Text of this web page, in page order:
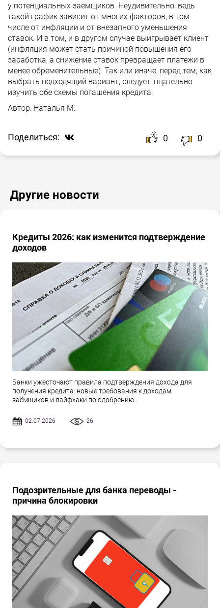
у потенциальных заемщиков. Неудивительно, ведь
такой график зависит от многих факторов, в том
числе от инфляции и от внезапного уменьшения
ставок. И в том, и в другом случае выигрывает клиент
(инфляция может стать причиной повышения его
заработка, а снижение ставок превращает платежи в
менее обременительные). Так или иначе, перед тем, как
выбрать подходящий вариант, следует тщательно
изучить обе схемы погашения кредита.
Автор: Наталья М.
Поделиться: 0 0
Другие новости
Кредиты 2026: как изменится подтверждение
доходов
Банки ужесточают правила подтверждения дохода для
получения кредита: новые требования к доходам
заёмщиков и лайфхаки по одобрению.
02.07.2026 26
Подозрительные для банка переводы -
причина блокировки